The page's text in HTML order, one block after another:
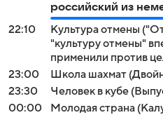
российский из
22:10
Культура отмены
"культуру отмены"
применили против
23:00
Школа шахмат
23:30
Человек в кубе
00:00
Молодая страна